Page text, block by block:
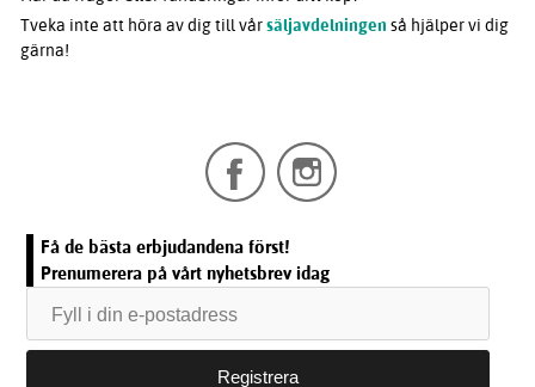
Tveka inte att höra av dig till vårsäljavdelningen så hjälper vi dig
gärna!
Få de bästa erbjudandena först!
Prenumerera på vårt nyhetsbrev idag